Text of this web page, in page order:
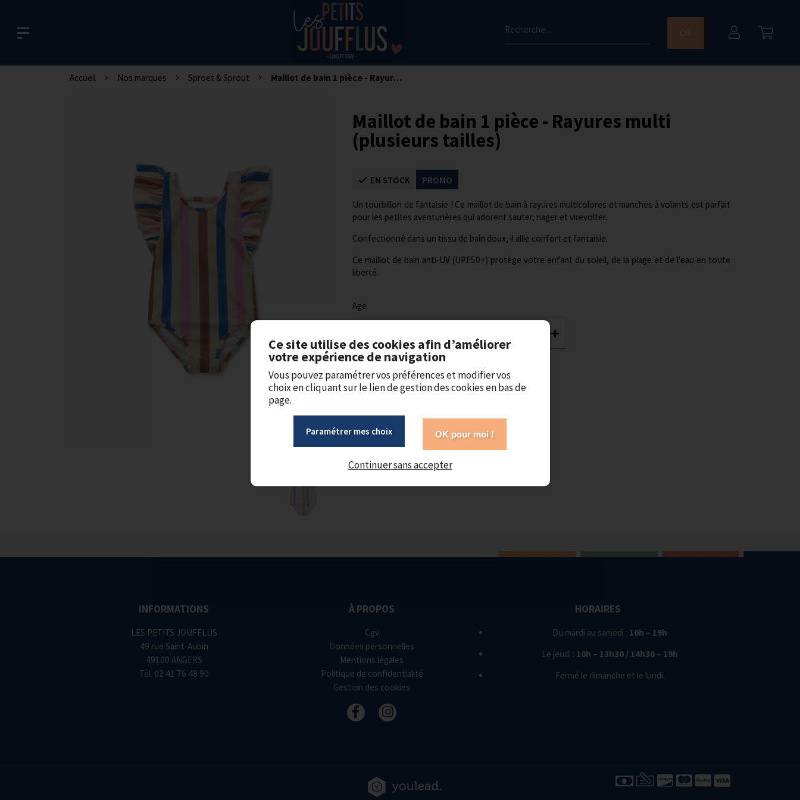
Recherche... Ok
Accueil Nos marques Sproet & Sprout Maillot de bain 1 pièce - Rayures multi (plusieurs tailles)
Maillot de bain 1 pièce - Rayures multi
(plusieurs tailles)
EN STOCK PROMO
Un tourbillon de fantaisie ! Ce maillot de bain à rayures multicolores et manches à volants est parfait
pour les petites aventurières qui adorent sauter, nager et virevolter.
Confectionné dans un tissu de bain doux, il allie confort et fantaisie.
Ce maillot de bain anti-UV (UPF50+) protège votre enfant du soleil, de la plage et de l'eau en toute
liberté.
Age
48,00 €
INFORMATIONS
LES PETITS JOUFFLUS
49 rue Saint-Aubin
49100 ANGERS
Tél. 02 41 76 48 90
À PROPOS
Cgv
Données personnelles
Mentions légales
Politique de confidentialité
Gestion des cookies
HORAIRES
Du mardi au samedi : 10h – 19h
Le jeudi : 10h – 13h30 / 14h30 – 19h
Fermé le dimanche et le lundi.
Ce site utilise des cookies afin d’améliorer
votre expérience de navigation
Vous pouvez paramétrer vos préférences et modifier vos
choix en cliquant sur le lien de gestion des cookies en bas de
page.
Paramétrer mes choix OK pour moi !
Continuer sans accepter